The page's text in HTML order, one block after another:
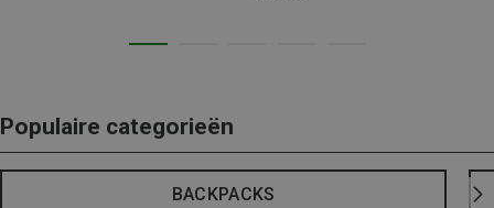
Populaire categorieën
BACKPACKS